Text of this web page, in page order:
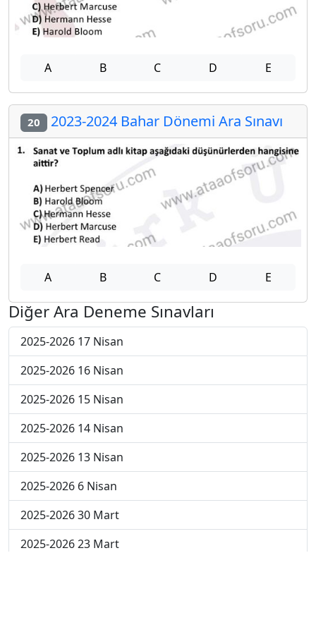
A B C D E
20 2023-2024 Bahar Dönemi Ara Sınavı
A B C D E
Diğer Ara Deneme Sınavları
2025-2026 17 Nisan
2025-2026 16 Nisan
2025-2026 15 Nisan
2025-2026 14 Nisan
2025-2026 13 Nisan
2025-2026 6 Nisan
2025-2026 30 Mart
2025-2026 23 Mart